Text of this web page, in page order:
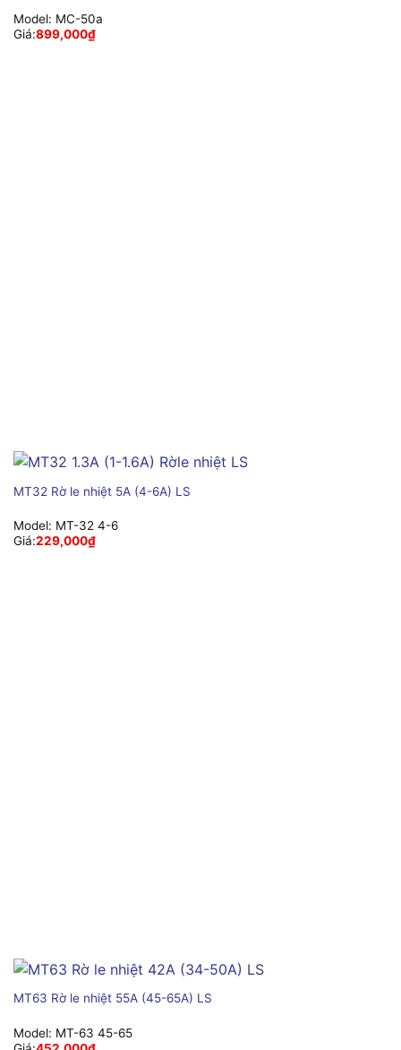
Model: MC-50a
Giá:899,000₫
MT32 Rờ le nhiệt 5A (4-6A) LS
Model: MT-32 4-6
Giá:229,000₫
MT63 Rờ le nhiệt 55A (45-65A) LS
Model: MT-63 45-65